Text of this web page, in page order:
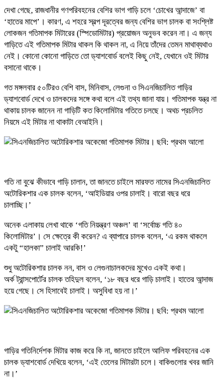
দেখা গেছে, রাজধানীর গণপরিবহনের বেশির ভাগ গাড়ি চলে ‘চোখের আন্দাজে’ বা
‘হাতের মাপে’। কারণ, এ শহরে স্বল্প দূরত্বের জন্য বেশির ভাগ চালক বা সংশ্লিষ্ট
লোকজন গতিমাপক মিটারের (স্পিডোমিটার) প্রয়োজন অনুভব করেন না। এ জন্য
গাড়িতে এই গতিমাপক মিটার থাকল কি থাকল না, এ নিয়ে তাঁদের তেমন মাথাব্যথাও
নেই। কোনো কোনো গাড়িতে তো ড্যাশবোর্ড বলেই কিছু নেই, যেখানে ওই মিটার
বসানো থাকে।
গত মঙ্গলবার ৫০টিরও বেশি বাস, মিনিবাস, লেগুনা ও সিএনজিচালিত গাড়ির
ড্যাশবোর্ড দেখে ও চালকদের সঙ্গে কথা বলে এই তথ্য জানা যায়। গতিমাপক যন্ত্র না
থাকায় চালক জানেন না গাড়িটি কত কিলোমিটার গতিতে চলছে। অথচ প্রচলিত
নিয়মে এই মিটার না থাকাটা বেআইনি।
গতি না বুঝে কীভাবে গাড়ি চালান, তা জানতে চাইলে মারফত নামের সিএনজিচালিত
অটোরিকশার এক চালক বলেন, ‘আইডিয়ার ওপর চালাই। বারো বছর ধরে
চালাচ্ছি।’
অনেক এলাকায় লেখা থাকে ‘গতি নিয়ন্ত্রণ অঞ্চল’ বা ‘সর্বোচ্চ গতি ৪০
কিলোমিটার’। সে ক্ষেত্রে কী করেন? এ ব্যাপারে চালক বলেন, ‘এ রকম থাকলে
একটু “হালকা” চালাই আরকি!’
শুধু অটোরিকশার চালক নন, বাস ও লেগুনাচালকদের মুখেও একই কথা।
অর্ক ট্রান্সপোর্টের চালক তহিদুল বলেন, ‘১৮ বছর ধরে গাড়ি চালাই। হাতের আন্দাজ
হয়ে গেছে। সে হিসাবেই চালাই। অসুবিধা হয় না।’
গাড়ির গতিনির্দেশক মিটার কাজ করে কি না, জানতে চাইলে আলিফ পরিবহনের এক
চালক ড্যাশবোর্ড দেখিয়ে বলেন, ‘এই তেলের মিটারটা চলে। বাকিগুলোর খবর জানি
না।’